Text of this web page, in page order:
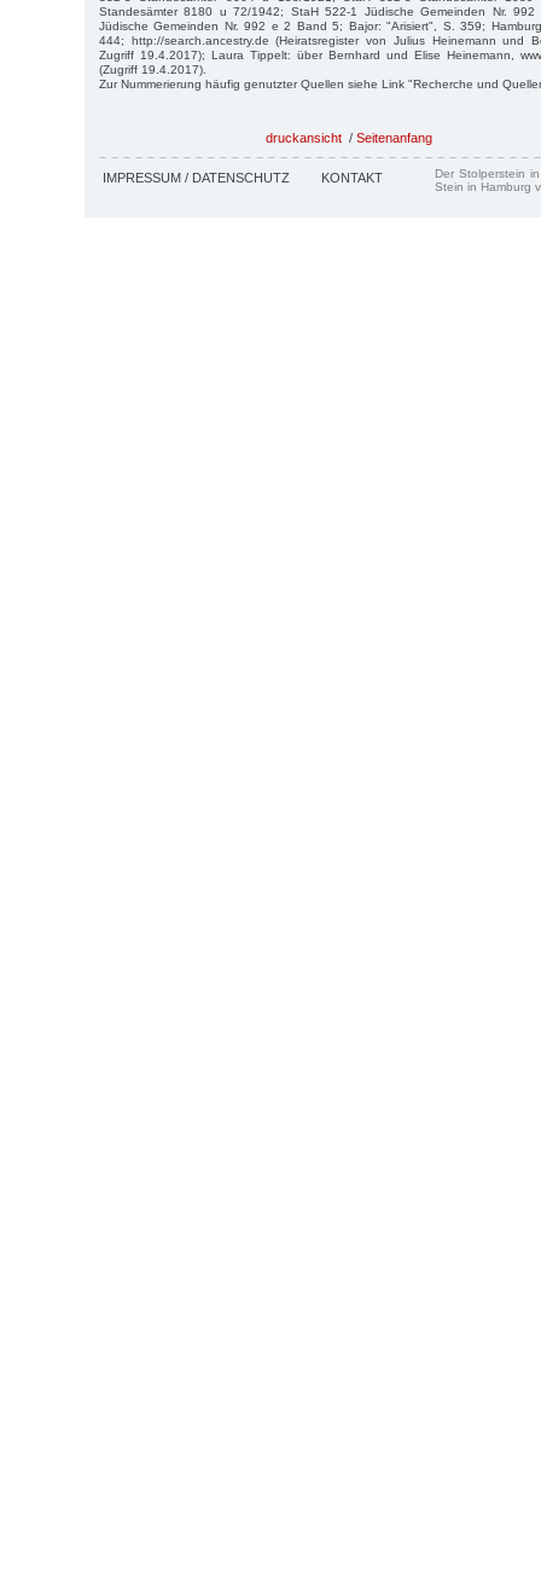
Standesämter 8180 u 72/1942; StaH 522-1 Jüdische Gemeinden Nr.
Jüdische Gemeinden Nr. 992 e 2 Band 5; Bajor: "Arisiert", S. 359;
444; http://search.ancestry.de (Heiratsregister von Julius Heinemann und
Zugriff 19.4.2017); Laura Tippelt: über Bernhard und Elise Heinemann,
(Zugriff 19.4.2017).
Zur Nummerierung häufig genutzter Quellen siehe Link "Recherche und
druckansicht / Seitenanfang
IMPRESSUM / DATENSCHUTZ KONTAKT
Der Stolperstein
Stein in Hamburg